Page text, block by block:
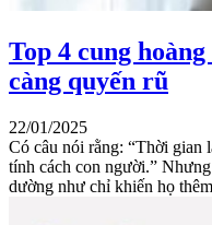
Top 4 cung
càng quyến rũ
22/01/2025
Có câu nói rằng: “Thời gian
tính cách con người.”
dường như chỉ khiến họ